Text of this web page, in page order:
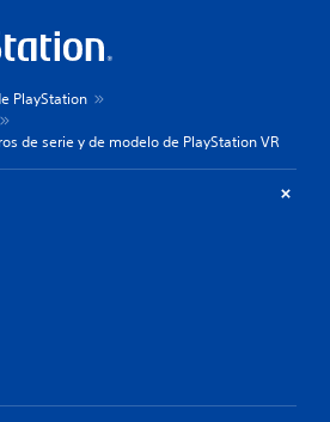
PlayStation
de serie y de modelo de PlayStation VR